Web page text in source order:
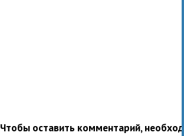
Чтобы оставить комментарий,